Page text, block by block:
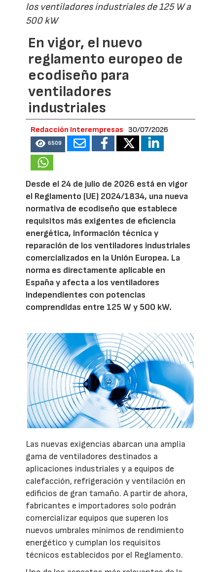
los ventiladores industriales de 125 W a
500 kW
En vigor, el nuevo
reglamento europeo de
ecodiseño para
ventiladores
industriales
Redacción Interempresas 30/07/2026
6509
Desde el 24 de julio de 2026 está en vigor
el Reglamento (UE) 2024/1834, una nueva
normativa de ecodiseño que establece
requisitos más exigentes de eficiencia
energética, información técnica y
reparación de los ventiladores industriales
comercializados en la Unión Europea. La
norma es directamente aplicable en
España y afecta a los ventiladores
independientes con potencias
comprendidas entre 125 W y 500 kW.
Las nuevas exigencias abarcan una amplia
gama de ventiladores destinados a
aplicaciones industriales y a equipos de
calefacción, refrigeración y ventilación en
edificios de gran tamaño. A partir de ahora,
fabricantes e importadores solo podrán
comercializar equipos que superen los
nuevos umbrales mínimos de rendimiento
energético y cumplan los requisitos
técnicos establecidos por el Reglamento.